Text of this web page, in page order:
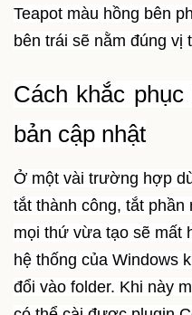
Teapot màu hồng bên
bên trái sẽ nằm đúng vị
Cách khắc
bản cập nhật
Ở một vài trường hợp
tắt thành công, tắt
mọi thứ vừa tạo sẽ mất
hệ thống của Windows
đổi vào folder. Khi này